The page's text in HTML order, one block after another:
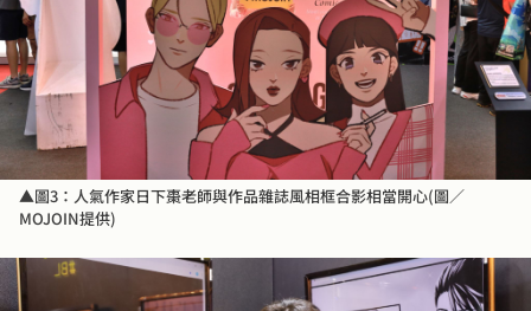
▲圖3：人氣作家日下棗老師與作品雜誌風相框合影相當開心(圖／
MOJOIN提供)